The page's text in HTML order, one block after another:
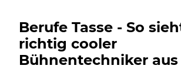
Berufe Tasse - So
richtig cooler
Bühnentechniker aus